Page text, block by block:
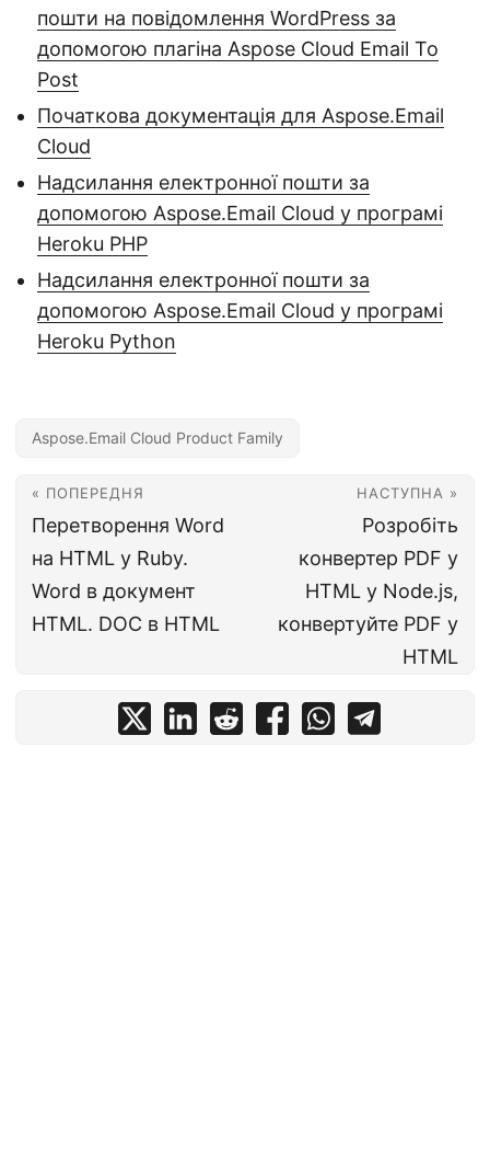
пошти на повідомлення WordPress за
допомогою плагіна Aspose Cloud Email To
Post
Початкова документація для Aspose.Email
Cloud
Надсилання електронної пошти за
допомогою Aspose.Email Cloud у програмі
Heroku PHP
Надсилання електронної пошти за
допомогою Aspose.Email Cloud у програмі
Heroku Python
Aspose.Email Cloud Product Family
« ПОПЕРЕДНЯ
Перетворення Word
на HTML у Ruby.
Word в документ
HTML. DOC в HTML
НАСТУПНА »
Розробіть
конвертер PDF у
HTML у Node.js,
конвертуйте PDF у
HTML